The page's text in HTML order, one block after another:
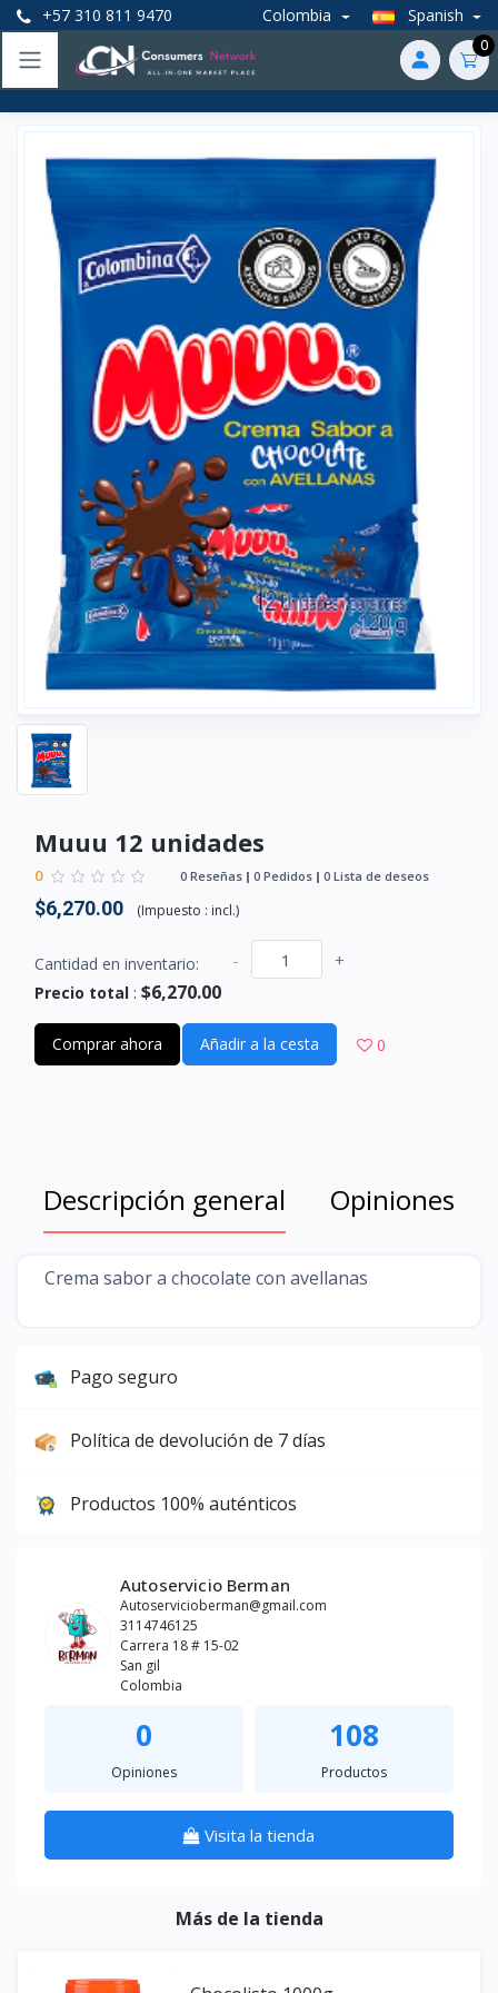
+57 310 811 9470 Colombia Spanish
0
Muuu 12 unidades
0 0 Reseñas 0 Pedidos 0 Lista de deseos
$6,270.00 (Impuesto : incl.)
Cantidad en inventario: - +
Precio total : $6,270.00
Comprar ahora Añadir a la cesta 0
Descripción general Opiniones
Crema sabor a chocolate con avellanas
Pago seguro
Política de devolución de 7 días
Productos 100% auténticos
Autoservicio Berman
Autoservicioberman@gmail.com
3114746125
Carrera 18 # 15-02
San gil
Colombia
0
Opiniones
108
Productos
Visita la tienda
Más de la tienda